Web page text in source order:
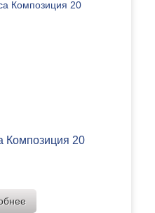
Композиция 20